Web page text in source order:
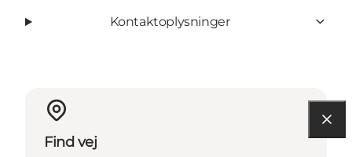
Kontaktoplysninger
Find vej